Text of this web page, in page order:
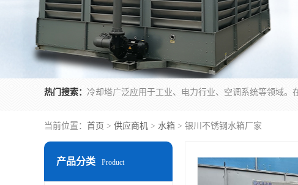
热门搜索：
当前位置： 首页 > 供应商机 > 水箱 > 银川不锈钢水箱厂家
产品分类 Product